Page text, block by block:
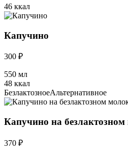
46 ккал
Капучино
300 ₽
550 мл
48 ккал
БезлактозноеАльтернативное
Капучино на безлактозном
370 ₽